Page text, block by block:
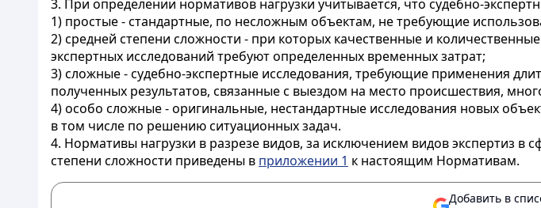
3. При определении нормативов нагрузки учитывается, что судебно-
1) простые - стандартные, по несложным объектам, не требующие
2) средней степени сложности - при которых качественные и
экспертных исследований требуют определенных временных затрат;
3) сложные - судебно-экспертные исследования, требующие применения
полученных результатов, связанные с выездом на место происшествия,
4) особо сложные - оригинальные, нестандартные исследования новых
в том числе по решению ситуационных задач.
4. Нормативы нагрузки в разрезе видов, за исключением видов экспертиз
степени сложности приведены в приложении 1 к настоящим Нормативам.
Добавить в